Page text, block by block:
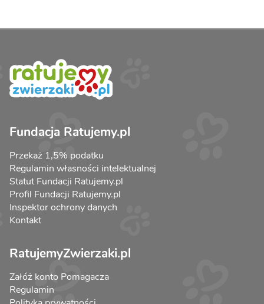
Fundacja Ratujemy.pl
Przekaż 1,5% podatku
Regulamin własności intelektualnej
Statut Fundacji Ratujemy.pl
Profil Fundacji Ratujemy.pl
Inspektor ochrony danych
Kontakt
RatujemyZwierzaki.pl
Załóż konto Pomagacza
Regulamin